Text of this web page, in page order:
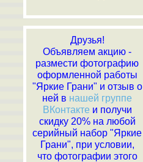
Друзья!
Объявляем акцию -
размести фотографию
оформленной работы
"Яркие Грани" и отзыв о
ней в нашей группе
ВКонтактеи получи
скидку 20% на любой
серийный набор "Яркие
Грани", при условии,
что фотографии этого